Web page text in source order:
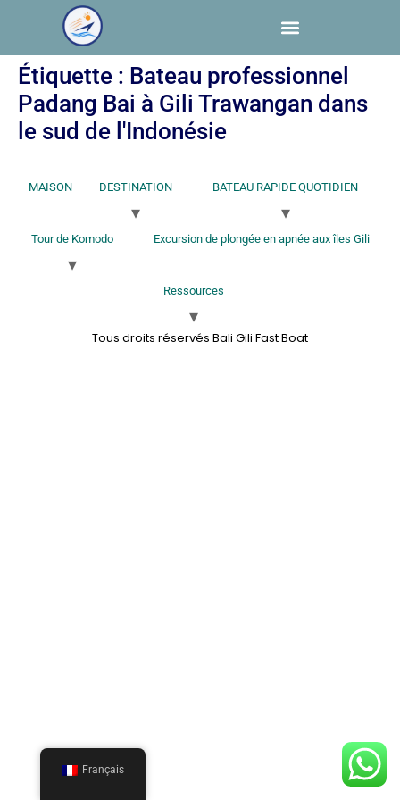
Étiquette : Bateau professionnel
Padang Bai à Gili Trawangan dans
le sud de l'Indonésie
MAISON DESTINATION BATEAU RAPIDE QUOTIDIEN
Tour de Komodo Excursion de plongée en apnée aux îles Gili
Ressources
Tous droits réservés Bali Gili Fast Boat
Français